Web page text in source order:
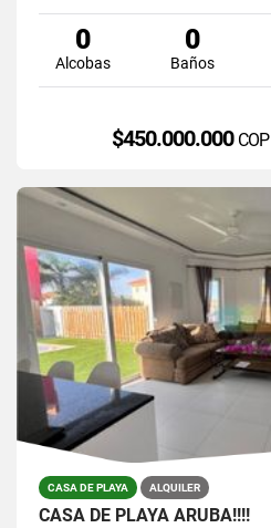
0
Alcobas
0
Baños
$450.000.000 COP
CASA DE PLAYA ALQUILER
CASA DE PLAYA ARUBA!!!!